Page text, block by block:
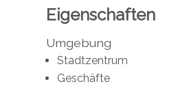
Eigenschaften
Umgebung
Stadtzentrum
Geschäfte